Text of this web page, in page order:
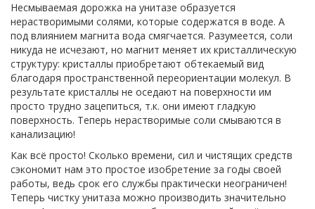
Несмываемая дорожка на унитазе образуется
нерастворимыми солями, которые содержатся в воде. А
под влиянием магнита вода смягчается. Разумеется, соли
никуда не исчезают, но магнит меняет их кристаллическую
структуру: кристаллы приобретают обтекаемый вид
благодаря пространственной переориентации молекул. В
результате кристаллы не оседают на поверхности им
просто трудно зацепиться, т.к. они имеют гладкую
поверхность. Теперь нерастворимые соли смываются в
канализацию!
Как всё просто! Сколько времени, сил и чистящих средств
сэкономит нам это простое изобретение за годы своей
работы, ведь срок его службы практически неограничен!
Теперь чистку унитаза можно производить значительно